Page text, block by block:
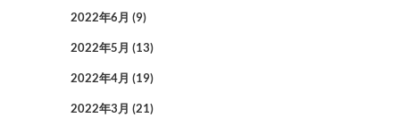
2022年6月 (9)
2022年5月 (13)
2022年4月 (19)
2022年3月 (21)